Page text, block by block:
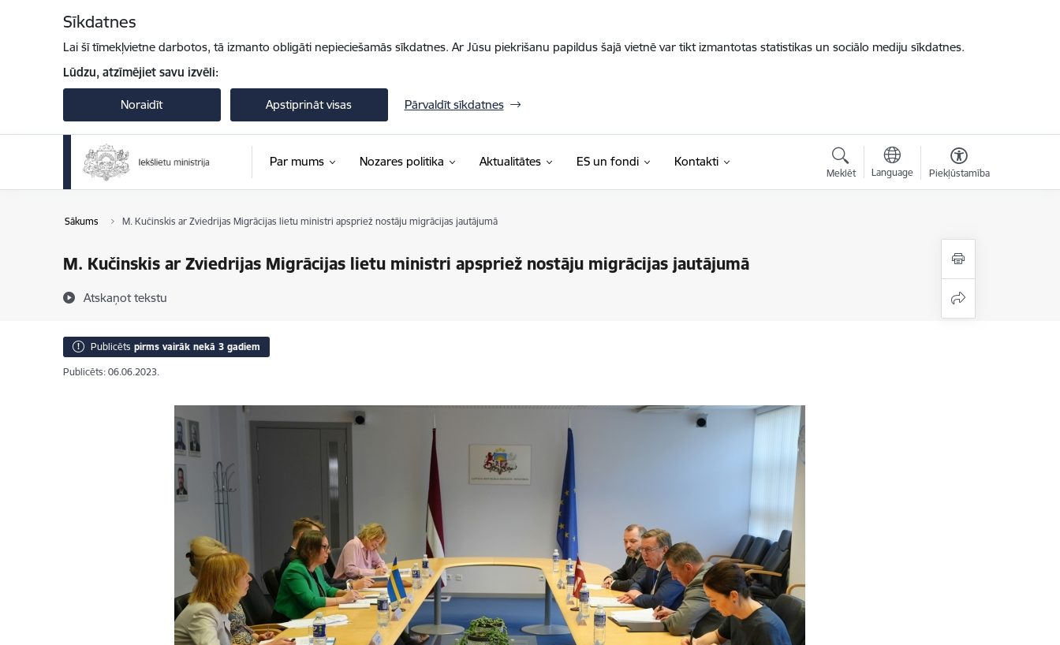
Sīkdatnes
Lai šī tīmekļvietne darbotos, tā izmanto obligāti nepieciešamās sīkdatnes. Ar Jūsu piekrišanu papildus šajā vietnē var tikt izmantotas statistikas un sociālo mediju sīkdatnes.
Lūdzu, atzīmējiet savu izvēli:
Noraidīt Apstiprināt visas Pārvaldīt sīkdatnes
Par mums Nozares politika Aktualitātes ES un fondi Kontakti
Meklēt Language Piekļūstamība
Sākums M. Kučinskis ar Zviedrijas Migrācijas lietu ministri apspriež nostāju migrācijas jautājumā
M. Kučinskis ar Zviedrijas Migrācijas lietu ministri apspriež nostāju migrācijas jautājumā
Atskaņot tekstu
Publicēts pirms vairāk nekā 3 gadiem
Publicēts: 06.06.2023.